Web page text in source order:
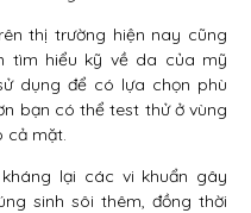
thị trường hiện nay cũng
tìm hiểu kỹ về da của mỹ
dụng để có lựa chọn phù
bạn có thể test thử ở vùng
cả mặt.
lại các vi khuẩn gây
sinh sôi thêm, đồng thời